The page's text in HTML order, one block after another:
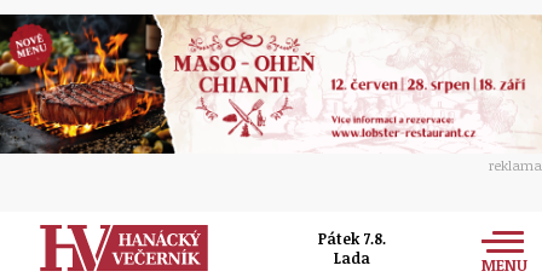
reklama
Pátek 7.8.
Lada
MENU